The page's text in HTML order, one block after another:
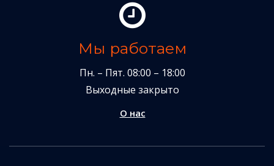
Мы работаем
Пн. – Пят. 08:00 – 18:00
Выходные закрыто
О нас